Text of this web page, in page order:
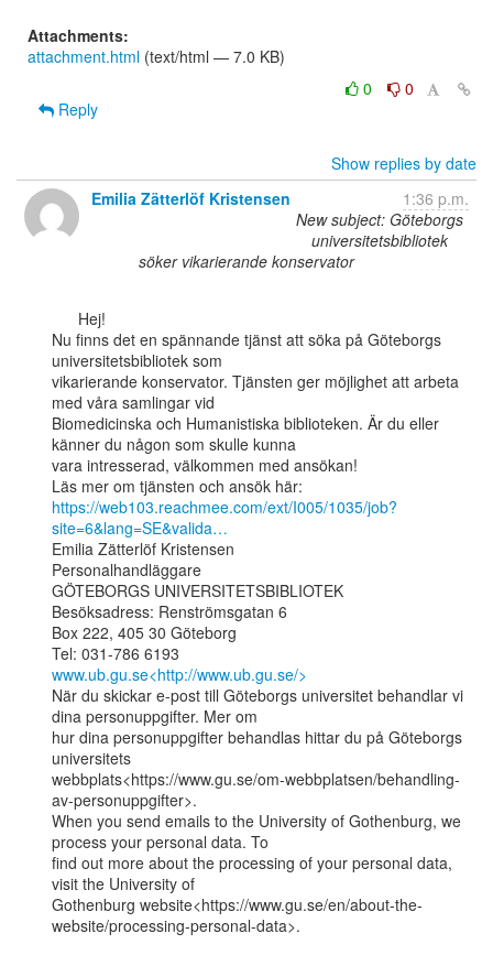
Attachments:
attachment.html (text/html — 7.0 KB)
0
0
Reply
Show replies by date
Emilia Zätterlöf Kristensen
1:36 p.m.
New subject: Göteborgs
universitetsbibliotek
söker vikarierande konservator
Nu finns det en spännande tjänst att söka på Göteborgs
universitetsbibliotek som
vikarierande konservator. Tjänsten ger möjlighet att arbeta
med våra samlingar vid
Biomedicinska och Humanistiska biblioteken. Är du eller
känner du någon som skulle kunna
vara intresserad, välkommen med ansökan!
https://web103.reachmee.com/ext/I005/1035/job?
site=6&lang=SE&valida…
Emilia Zätterlöf Kristensen
Personalhandläggare
GÖTEBORGS UNIVERSITETSBIBLIOTEK
Besöksadress: Renströmsgatan 6
Box 222, 405 30 Göteborg
www.ub.gu.se<http://www.ub.gu.se/>
När du skickar e-post till Göteborgs universitet behandlar vi
dina personuppgifter. Mer om
hur dina personuppgifter behandlas hittar du på Göteborgs
universitets
webbplats<https://www.gu.se/om-webbplatsen/behandling-
av-personuppgifter>.
When you send emails to the University of Gothenburg, we
process your personal data. To
find out more about the processing of your personal data,
visit the University of
Gothenburg website<https://www.gu.se/en/about-the-
website/processing-personal-data>.